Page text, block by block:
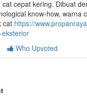
cepat kering. Dibuat
know-how, warna
cat https://
Who Upvoted